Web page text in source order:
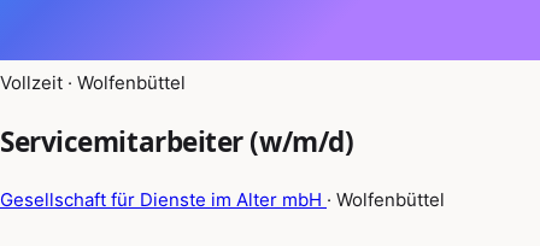
Vollzeit · Wolfenbüttel
Servicemitarbeiter (w/m/d)
Gesellschaft für Dienste im Alter mbH · Wolfenbüttel